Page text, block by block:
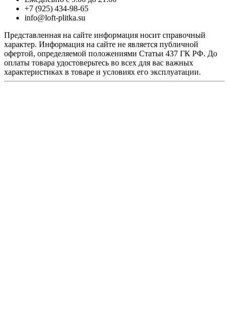
+7 (925) 434-98-65
info@loft-plitka.su
Представленная на сайте информация носит справочный
характер. Информация на сайте не является публичной
офертой, определяемой положениями Статьи 437 ГК РФ. До
оплаты товара удостоверьтесь во всех для вас важных
характеристиках в товаре и условиях его эксплуатации.